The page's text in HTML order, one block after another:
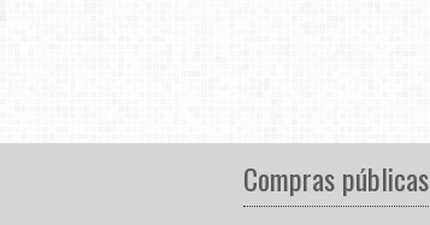
Compras públicas